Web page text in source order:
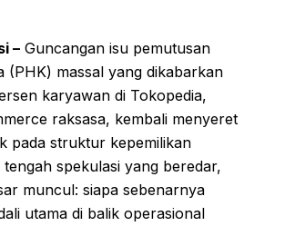
– Guncangan isu pemutusan
(PHK) massal yang dikabarkan
karyawan di Tokopedia,
raksasa, kembali menyeret
pada struktur kepemilikan
spekulasi yang beredar,
muncul: siapa sebenarnya
utama di balik operasional